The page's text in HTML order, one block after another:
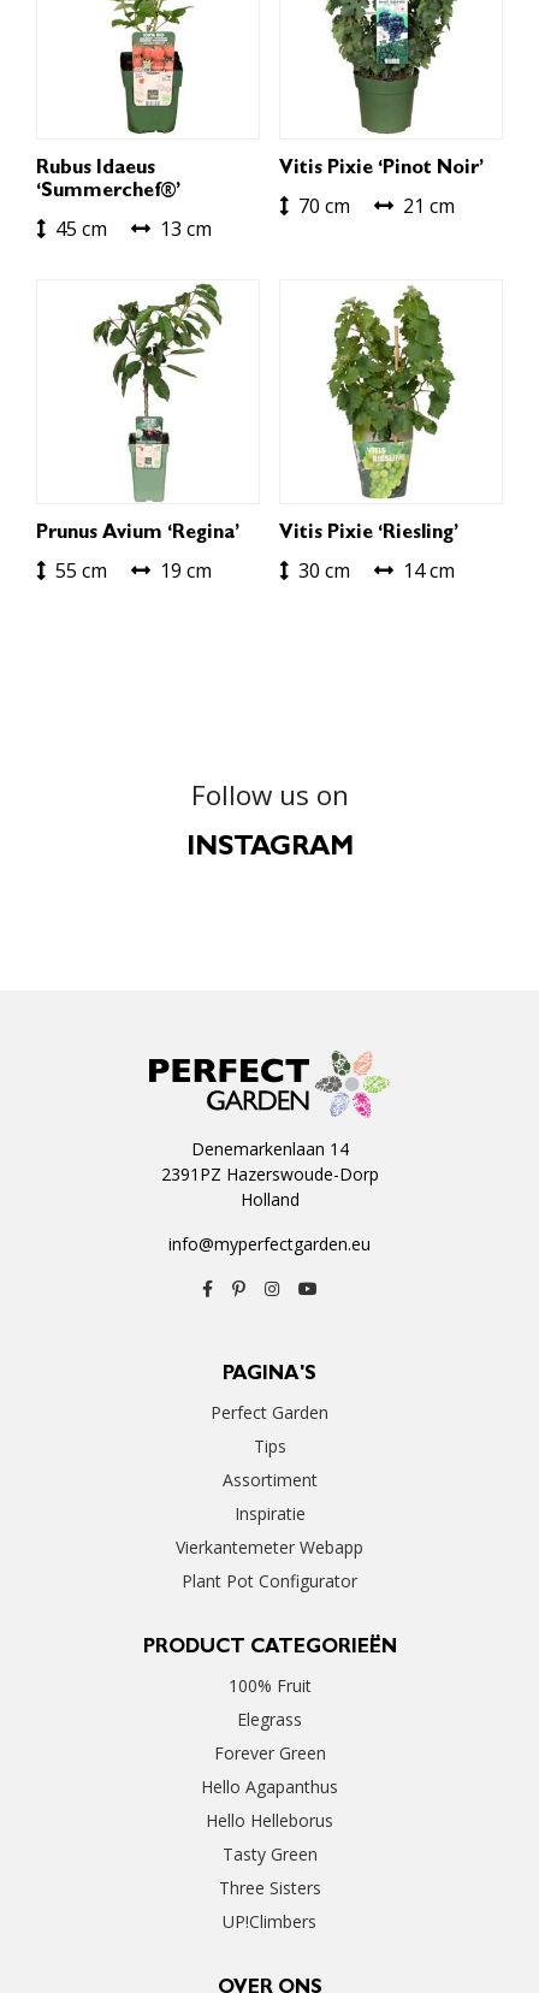
Rubus Idaeus
‘Summerchef®’
45 cm 13 cm
Vitis Pixie ‘Pinot Noir’
70 cm 21 cm
Prunus Avium ‘Regina’
55 cm 19 cm
Vitis Pixie ‘Riesling’
30 cm 14 cm
Follow us on
INSTAGRAM
Denemarkenlaan 14
2391PZ Hazerswoude-Dorp
Holland
info@myperfectgarden.eu
PAGINA'S
Perfect Garden
Tips
Assortiment
Inspiratie
Vierkantemeter Webapp
Plant Pot Configurator
PRODUCT CATEGORIEËN
100% Fruit
Elegrass
Forever Green
Hello Agapanthus
Hello Helleborus
Tasty Green
Three Sisters
UP!Climbers